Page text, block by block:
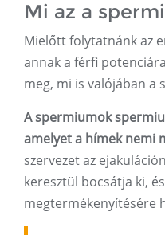
Mi az a
Mielőtt folytatnánk az
annak a férfi
meg, mi is valójában a
A spermiumok
amelyet a hímek nemi
szervezet az
keresztül bocsátja ki,
megtermékenyítésére